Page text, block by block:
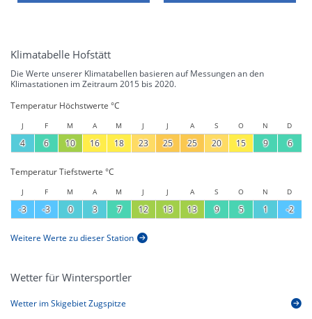
Klimatabelle Hofstätt
Die Werte unserer Klimatabellen basieren auf Messungen an den
Klimastationen im Zeitraum 2015 bis 2020.
Temperatur Höchstwerte °C
J F M A M J J A S O N D
4 6 10 16 18 23 25 25 20 15 9 6
Temperatur Tiefstwerte °C
J F M A M J J A S O N D
-3 -3 0 3 7 12 13 13 9 5 1 -2
Weitere Werte zu dieser Station
Wetter für Wintersportler
Wetter im Skigebiet Zugspitze